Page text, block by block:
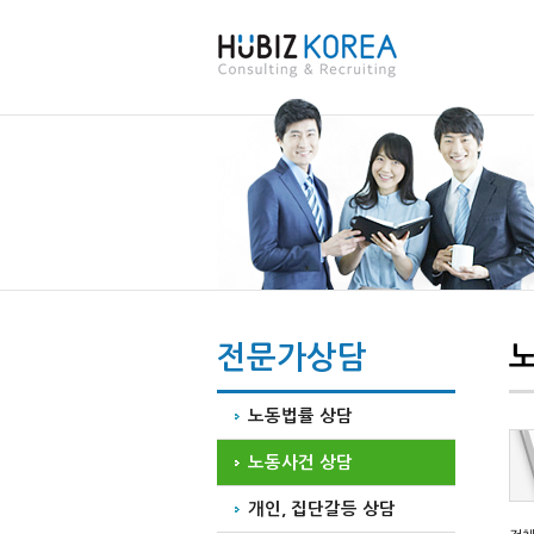
전문가상담
노동법률 상담
노동사건 상담
개인, 집단갈등 상담